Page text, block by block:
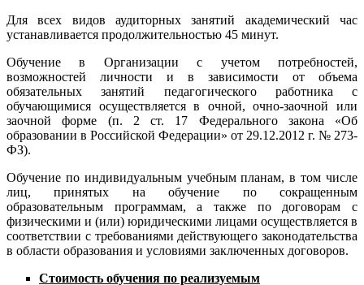
Для всех видов аудиторных занятий академический час
устанавливается продолжительностью 45 минут.
Обучение в Организации с учетом потребностей,
возможностей личности и в зависимости от объема
обязательных занятий педагогического работника с
обучающимися осуществляется в очной, очно-заочной или
заочной форме (п. 2 ст. 17 Федерального закона «Об
образовании в Российской Федерации» от 29.12.2012 г. № 273-
ФЗ).
Обучение по индивидуальным учебным планам, в том числе
лиц, принятых на обучение по сокращенным
образовательным программам, а также по договорам с
физическими и (или) юридическими лицами осуществляется в
соответствии с требованиями действующего законодательства
в области образования и условиями заключенных договоров.
Стоимость обучения по реализуемым